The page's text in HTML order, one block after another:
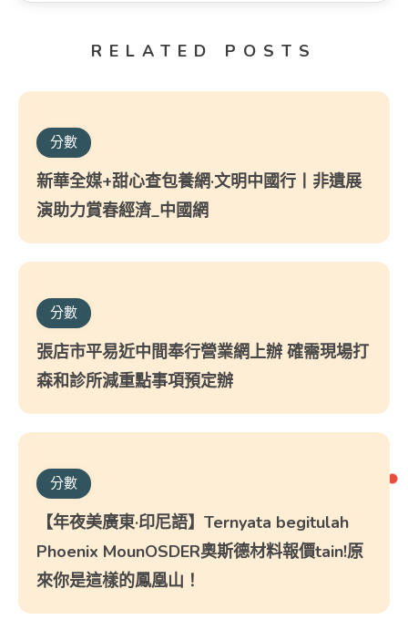
RELATED POSTS
分數
新華全媒+甜心查包養網·文明中國行丨非遺展
演助力賞春經濟_中國網
分數
張店市平易近中間奉行營業網上辦 確需現場打
森和診所減重點事項預定辦
分數
【年夜美廣東·印尼語】Ternyata begitulah
Phoenix MounOSDER奧斯德材料報價tain!原
來你是這樣的鳳凰山！